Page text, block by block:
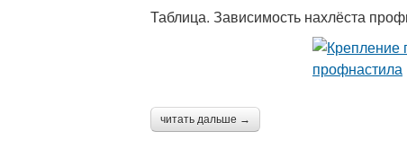
Таблица. Зависимость нахлёста
читать дальше →